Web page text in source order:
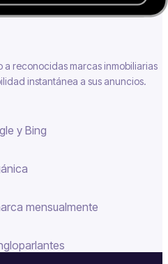
desde el primer día.
reconocidas marcas inmobiliarias
instantánea a sus anuncios.
y Bing
mensualmente